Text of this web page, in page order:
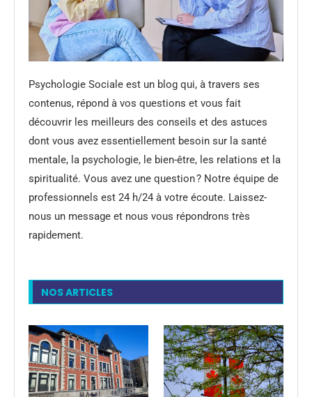
Psychologie Sociale est un blog qui, à travers ses
contenus, répond à vos questions et vous fait
découvrir les meilleurs des conseils et des astuces
dont vous avez essentiellement besoin sur la santé
mentale, la psychologie, le bien-être, les relations et la
spiritualité. Vous avez une question ? Notre équipe de
professionnels est 24 h/24 à votre écoute. Laissez-
nous un message et nous vous répondrons très
rapidement.
NOS ARTICLES